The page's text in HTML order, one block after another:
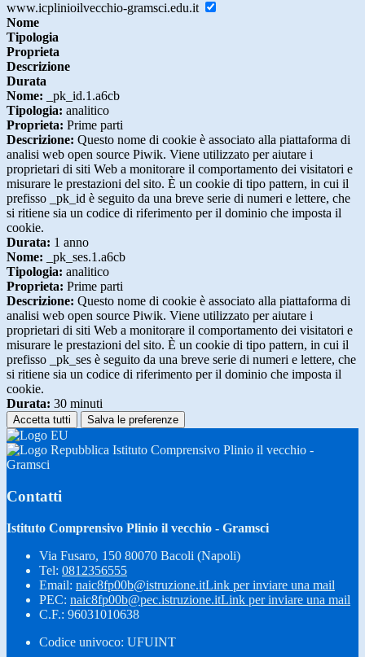
www.icplinioilvecchio-gramsci.edu.it
Nome
Tipologia
Proprieta
Descrizione
Durata
Nome: _pk_id.1.a6cb
Tipologia: analitico
Proprieta: Prime parti
Descrizione: Questo nome di cookie è associato alla piattaforma di
analisi web open source Piwik. Viene utilizzato per aiutare i
proprietari di siti Web a monitorare il comportamento dei visitatori e
misurare le prestazioni del sito. È un cookie di tipo pattern, in cui il
prefisso _pk_id è seguito da una breve serie di numeri e lettere, che
si ritiene sia un codice di riferimento per il dominio che imposta il
cookie.
Durata: 1 anno
Nome: _pk_ses.1.a6cb
Tipologia: analitico
Proprieta: Prime parti
Descrizione: Questo nome di cookie è associato alla piattaforma di
analisi web open source Piwik. Viene utilizzato per aiutare i
proprietari di siti Web a monitorare il comportamento dei visitatori e
misurare le prestazioni del sito. È un cookie di tipo pattern, in cui il
prefisso _pk_ses è seguito da una breve serie di numeri e lettere, che
si ritiene sia un codice di riferimento per il dominio che imposta il
cookie.
Durata: 30 minuti
Accetta tutti Salva le preferenze
Istituto Comprensivo Plinio il vecchio -
Gramsci
Contatti
Istituto Comprensivo Plinio il vecchio - Gramsci
Via Fusaro, 150 80070 Bacoli (Napoli)
Tel: 0812356555
Email: naic8fp00b@istruzione.itLink per inviare una mail
PEC: naic8fp00b@pec.istruzione.itLink per inviare una mail
C.F.: 96031010638
Codice univoco: UFUINT